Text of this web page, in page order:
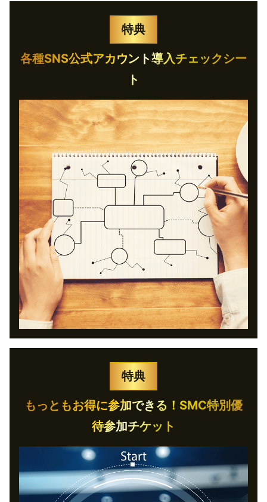
特典
各種SNS公式アカウント導入チェックシー
ト
特典
もっともお得に参加できる！SMC特別優
待参加チケット